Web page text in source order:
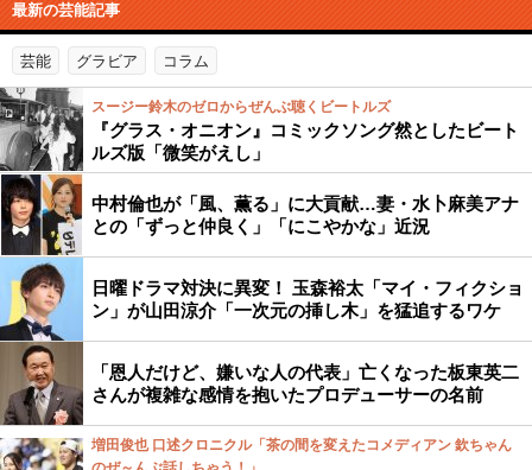
最新の芸能記事
芸能 グラビア コラム
スージー鈴木のゼロからぜんぶ聴くビートルズ
『グラス・オニオン』コミックソング然としたビート
ルズ版「微笑がえし」
中村倫也が「風、薫る」に大貢献…妻・水卜麻美アナ
との「ずっと仲良く」「にこやかな」近況
日曜ドラマ対決に異変！ 玉森裕太「マイ・フィクショ
ン」が山田涼介「一次元の挿し木」を猛追するワケ
「恩人だけど、嫌いな人の代表」亡くなった板東英二
さんが複雑な感情を抱いたプロデューサーの名前
増田俊也 口述クロニクル「茶の間を変えたコメディアン 欽ちゃん